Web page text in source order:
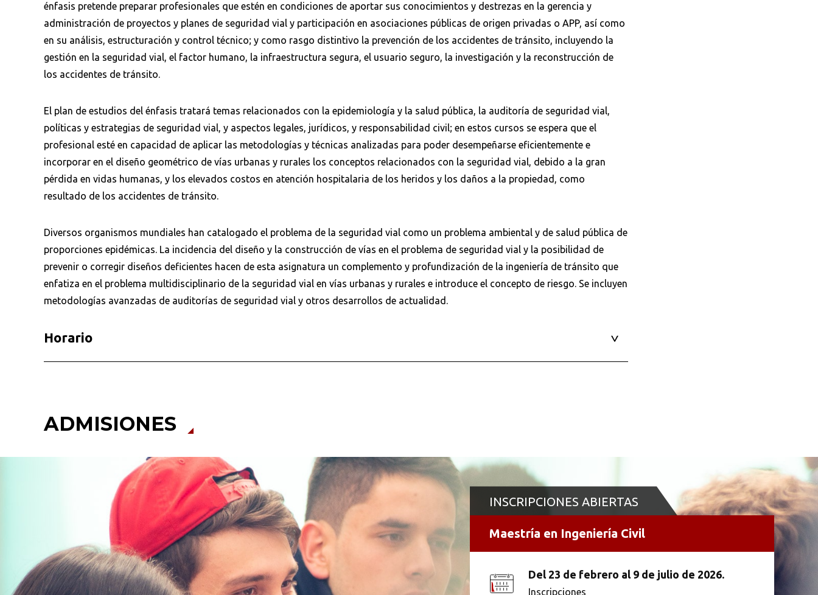
énfasis pretende preparar profesionales que estén en condiciones de aportar sus conocimientos y destrezas en la gerencia y
administración de proyectos y planes de seguridad vial y participación en asociaciones públicas de origen privadas o APP, así como
en su análisis, estructuración y control técnico; y como rasgo distintivo la prevención de los accidentes de tránsito, incluyendo la
gestión en la seguridad vial, el factor humano, la infraestructura segura, el usuario seguro, la investigación y la reconstrucción de
los accidentes de tránsito.
El plan de estudios del énfasis tratará temas relacionados con la epidemiología y la salud pública, la auditoría de seguridad vial,
políticas y estrategias de seguridad vial, y aspectos legales, jurídicos, y responsabilidad civil; en estos cursos se espera que el
profesional esté en capacidad de aplicar las metodologías y técnicas analizadas para poder desempeñarse eficientemente e
incorporar en el diseño geométrico de vías urbanas y rurales los conceptos relacionados con la seguridad vial, debido a la gran
pérdida en vidas humanas, y los elevados costos en atención hospitalaria de los heridos y los daños a la propiedad, como
resultado de los accidentes de tránsito.
Diversos organismos mundiales han catalogado el problema de la seguridad vial como un problema ambiental y de salud pública de
proporciones epidémicas. La incidencia del diseño y la construcción de vías en el problema de seguridad vial y la posibilidad de
prevenir o corregir diseños deficientes hacen de esta asignatura un complemento y profundización de la ingeniería de tránsito que
enfatiza en el problema multidisciplinario de la seguridad vial en vías urbanas y rurales e introduce el concepto de riesgo. Se incluyen
metodologías avanzadas de auditorías de seguridad vial y otros desarrollos de actualidad.
Horario
ADMISIONES
INSCRIPCIONES ABIERTAS
Maestría en Ingeniería Civil
Del 23 de febrero al 9 de julio de 2026.
Inscripciones
Ordenar por: